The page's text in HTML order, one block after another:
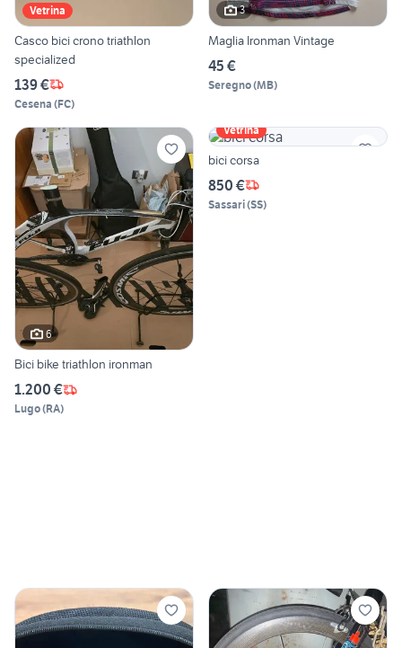
Vetrina
Casco bici crono triathlon
specialized
139 €
Cesena (FC)
3
Maglia Ironman Vintage
45 €
Seregno(MB)
6
Bici bike triathlon ironman
1.200 €
Lugo(RA)
Vetrina
bici corsa
850 €
Sassari(SS)